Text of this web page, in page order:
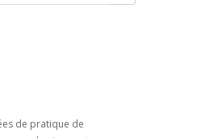
de pratique de